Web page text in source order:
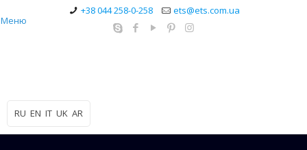
+38 044 258-0-258
ets@ets.com.ua
Меню
RU EN IT UK AR